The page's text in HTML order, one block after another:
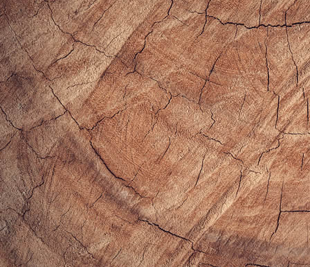
郭小寶の爆肝食況轉播頻道 呂小珊の姐妹愛漂亮頻道 連絡信箱：alotirl0208@hotmail.com
橘子新創 Orange Studio 程式設計‧系統開發│橘子軟件優質網頁設計│客戶商情系統│部落格行銷‧日本│
產業情報│網頁設計優化產業情報│高雄網頁設計推薦
System and Host by orangestudio Design by Foxpro